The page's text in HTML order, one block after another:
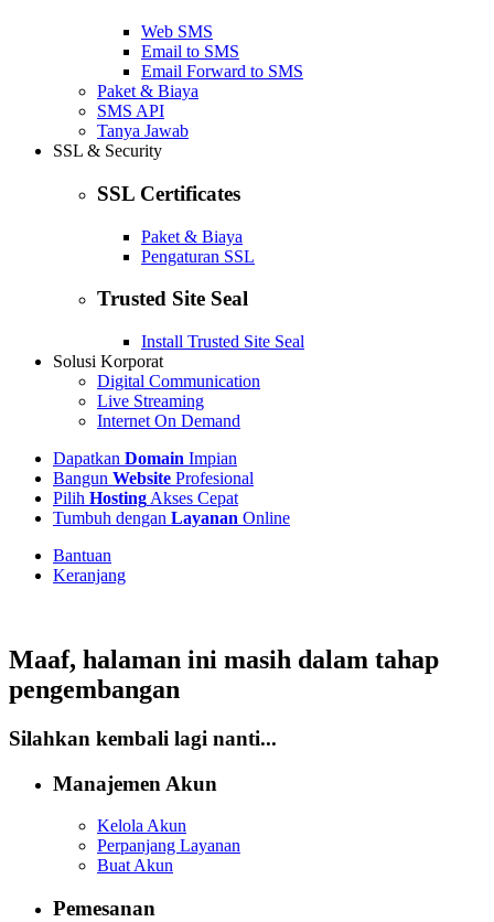
Web SMS
Email to SMS
Email Forward to SMS
Paket & Biaya
SMS API
Tanya Jawab
SSL & Security
SSL Certificates
Paket & Biaya
Pengaturan SSL
Trusted Site Seal
Install Trusted Site Seal
Solusi Korporat
Digital Communication
Live Streaming
Internet On Demand
Dapatkan Domain Impian
Bangun Website Profesional
Pilih Hosting Akses Cepat
Tumbuh dengan Layanan Online
Bantuan
Keranjang
Maaf, halaman ini masih dalam tahap
pengembangan
Silahkan kembali lagi nanti...
Manajemen Akun
Kelola Akun
Perpanjang Layanan
Buat Akun
Pemesanan